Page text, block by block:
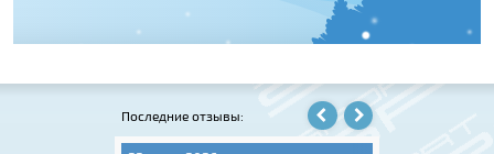
Последние отзывы: